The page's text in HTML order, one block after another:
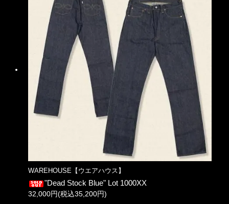
WAREHOUSE【ウエアハウス】
"Dead Stock Blue" Lot 1000XX
32,000円(税込35,200円)